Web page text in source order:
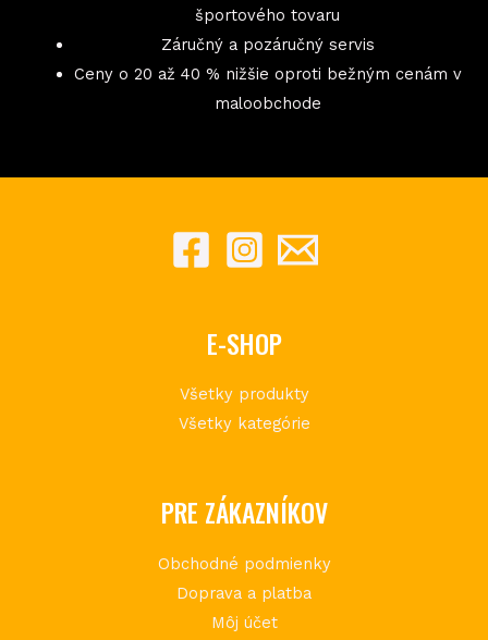
športového tovaru
Záručný a pozáručný servis
Ceny o 20 až 40 % nižšie oproti bežným cenám v
maloobchode
E-SHOP
Všetky produkty
Všetky kategórie
PRE ZÁKAZNÍKOV
Obchodné podmienky
Doprava a platba
Môj účet